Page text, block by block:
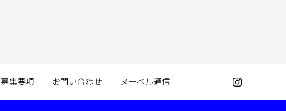
募集要項 お問い合わせ ヌーベル通信